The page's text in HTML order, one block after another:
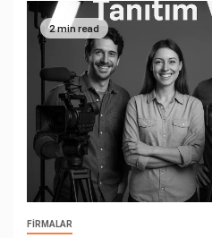
2 min read
FIRMALAR